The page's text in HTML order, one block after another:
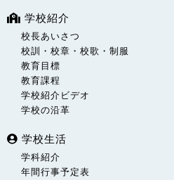
学校紹介
校長あいさつ
校訓・校章・校歌・制服
教育目標
教育課程
学校紹介ビデオ
学校の沿革
学校生活
学科紹介
年間行事予定表